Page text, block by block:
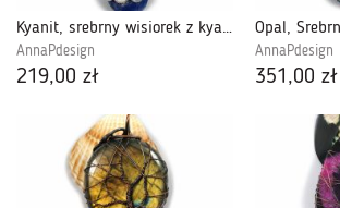
Kyanit, srebrny wisiorek z kyanitem blue
AnnaPdesign
219,00 zł
AnnaPdesign
351,00 zł